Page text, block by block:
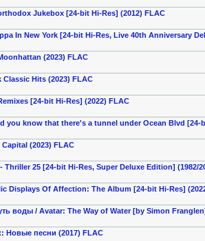
Jukebox [24-bit Hi-Res] (2012) FLAC
In New York [24-bit Hi-Res, Live 40th Anniversary
(2023) FLAC
Classic Hits (2023) FLAC
[24-bit Hi-Res] (2022) FLAC
you know that there's a tunnel under Ocean Blvd [24-
(2023) FLAC
Thriller 25 [24-bit Hi-Res, Super Deluxe Edition] (1982/
Displays Of Affection: The Album [24-bit Hi-Res]
воды / Avatar: The Way of Water [by Simon
Новые песни (2017) FLAC